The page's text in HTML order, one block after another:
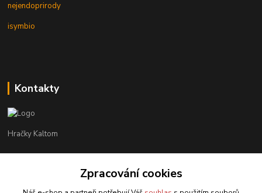
nejendoprirody
isymbio
Kontakty
Hračky Kaltom
+420 777 538 008
Zpracování cookies